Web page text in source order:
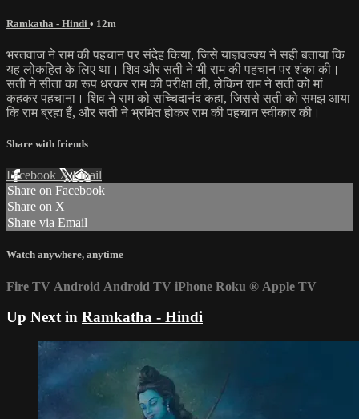
Ramkatha - Hindi • 12m
भरतवाज ने राम की पहचान पर संदेह किया, जिसे याज्ञवल्क्य ने सही बताया कि
यह लोकहित के लिए था। शिव और सती ने भी राम की पहचान पर शंका की।
सती ने सीता का रूप धरकर राम की परीक्षा ली, लेकिन राम ने सती को मां
कहकर पहचाना। शिव ने राम को सच्चिदानंद कहा, जिससे सती को समझ आया
कि राम ब्रह्म हैं, और सती ने भ्रमित होकर राम की पहचान स्वीकार की।
Share with friends
Facebook XEmail
Share on Facebook
Share on X
Share via Email
Watch anywhere, anytime
Fire TV Android Android TV iPhone Roku ® Apple TV
Up Next in Ramkatha - Hindi